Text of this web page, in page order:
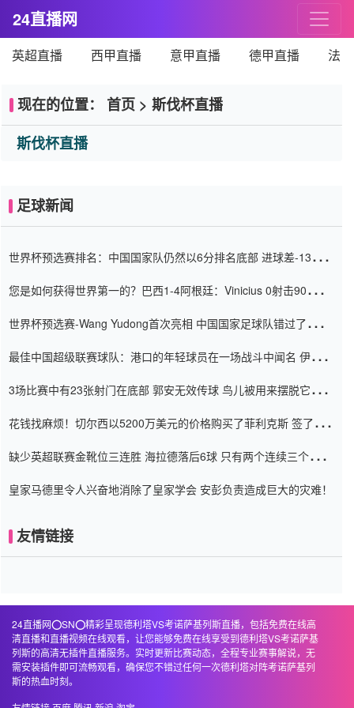
24直播网
英超直播 西甲直播 意甲直播 德甲直播 法
现在的位置： 首页 > 斯伐杯直播
斯伐杯直播
足球新闻
世界杯预选赛排名：中国国家队仍然以6分排名底部 进球差-13令人
您是如何获得世界第一的？巴西1-4阿根廷：Vinicius 0射击90分钟
世界杯预选赛-Wang Yudong首次亮相 中国国家足球队错过了世界
最佳中国超级联赛球队：港口的年轻球员在一场战斗中闻名 伊万放
3场比赛中有23张射门在底部 郭安无效传球 鸟儿被用来摆脱它
花钱找麻烦！切尔西以5200万美元的价格购买了菲利克斯 签了7年
缺少英超联赛金靴位三连胜 海拉德落后6球 只有两个连续三个连续
皇家马德里令人兴奋地消除了皇家学会 安彭负责造成巨大的灾难！
友情链接
24直播网⭕️SN⭕️精彩呈现德利塔VS考诺萨基列斯直播，包括免费在线高
清直播和直播视频在线观看，让您能够免费在线享受到德利塔VS考诺萨基
列斯的高清无插件直播服务。实时更新比赛动态，全程专业赛事解说，无
需安装插件即可流畅观看，确保您不错过任何一次德利塔对阵考诺萨基列
斯的热血时刻。